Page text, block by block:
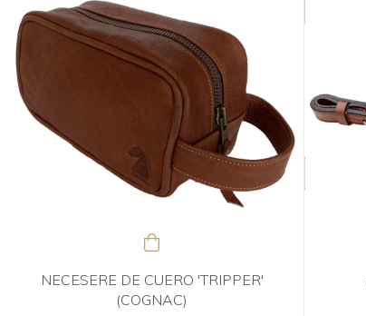
NECESERE DE CUERO 'TRIPPER'
(COGNAC)